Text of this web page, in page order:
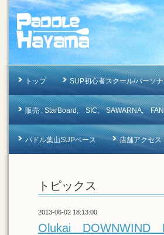
トップ SUP初心者スクール/パーソ
販売 ; StarBoard, SIC, SAWARNA,
パドル葉山SUPベース 店舗アクセス
トピックス
2013-06-02 18:13:00
Olukai DOWNWIND